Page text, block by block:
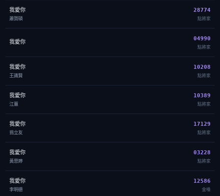
我愛你
蕭賀碩
28774
點將家
我愛你 04990
點將家
我愛你
王識賢
10208
點將家
我愛你
江蕙
10389
點將家
我愛你
翁立友
17129
點將家
我愛你
黃思婷
03228
點將家
我愛你
李明德
12586
金嗓